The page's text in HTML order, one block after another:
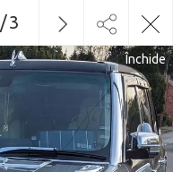
Închide
/3